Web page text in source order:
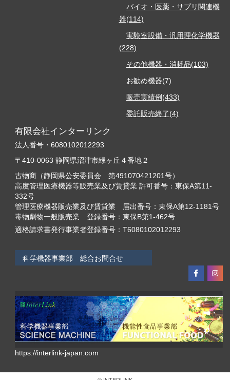
バイオ・医薬・サプリ関連機
器(114)
実験室設備・汎用理化学機器
(228)
その他機器・消耗品(103)
お勧め機器(7)
販売実績例(433)
委託販売終了(4)
有限会社インターリンク
法人番号・6080102012293
〒410-0063 静岡県沼津市緑ヶ丘４番地２
古物商（静岡県公安委員会 第491070421201号）
高度管理医療機器等販売業及び賃貸業 許可番号：東保A第11-
332号
管理医療機器販売業及び賃貸業 届出番号：東保A第12-1181号
毒物劇物一般販売業 登録番号：東保B第1-462号
適格請求書発行事業者登録番号：T6080102012293
科学機器事業部 総合お問合せ
https://interlink-japan.com